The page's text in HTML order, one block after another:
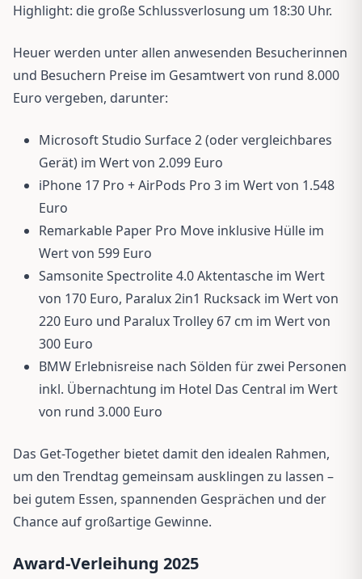
Highlight: die große Schlussverlosung um 18:30 Uhr.
Heuer werden unter allen anwesenden Besucherinnen
und Besuchern Preise im Gesamtwert von rund 8.000
Euro vergeben, darunter:
Microsoft Studio Surface 2 (oder vergleichbares
Gerät) im Wert von 2.099 Euro
iPhone 17 Pro + AirPods Pro 3 im Wert von 1.548
Euro
Remarkable Paper Pro Move inklusive Hülle im
Wert von 599 Euro
Samsonite Spectrolite 4.0 Aktentasche im Wert
von 170 Euro, Paralux 2in1 Rucksack im Wert von
220 Euro und Paralux Trolley 67 cm im Wert von
300 Euro
BMW Erlebnisreise nach Sölden für zwei Personen
inkl. Übernachtung im Hotel Das Central im Wert
von rund 3.000 Euro
Das Get-Together bietet damit den idealen Rahmen,
um den Trendtag gemeinsam ausklingen zu lassen –
bei gutem Essen, spannenden Gesprächen und der
Chance auf großartige Gewinne.
Award-Verleihung 2025